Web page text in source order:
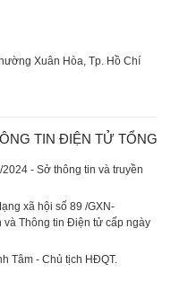
Xuân Hòa, Tp. Hồ Chí
TIN ĐIỆN TỬ TỔNG
- Sở thông tin và truyền
xã hội số 89 /GXN-
và Thông tin Điện tử cấp ngày
Tâm - Chủ tịch HĐQT.